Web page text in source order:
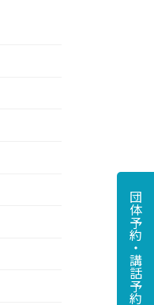
団体予約・講話予約